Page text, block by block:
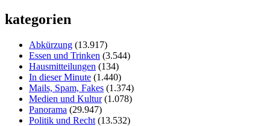
kategorien
Abkürzung (13.917)
Essen und Trinken (3.544)
Hausmitteilungen (134)
In dieser Minute (1.440)
Mails, Spam, Fakes (1.374)
Medien und Kultur(1.078)
Panorama (29.947)
Politik und Recht (13.532)